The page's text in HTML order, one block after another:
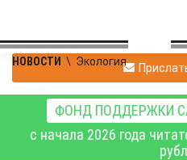
НОВОСТИ \ Экология
ФОНД ПОДДЕРЖКИ
с начала 2026 года